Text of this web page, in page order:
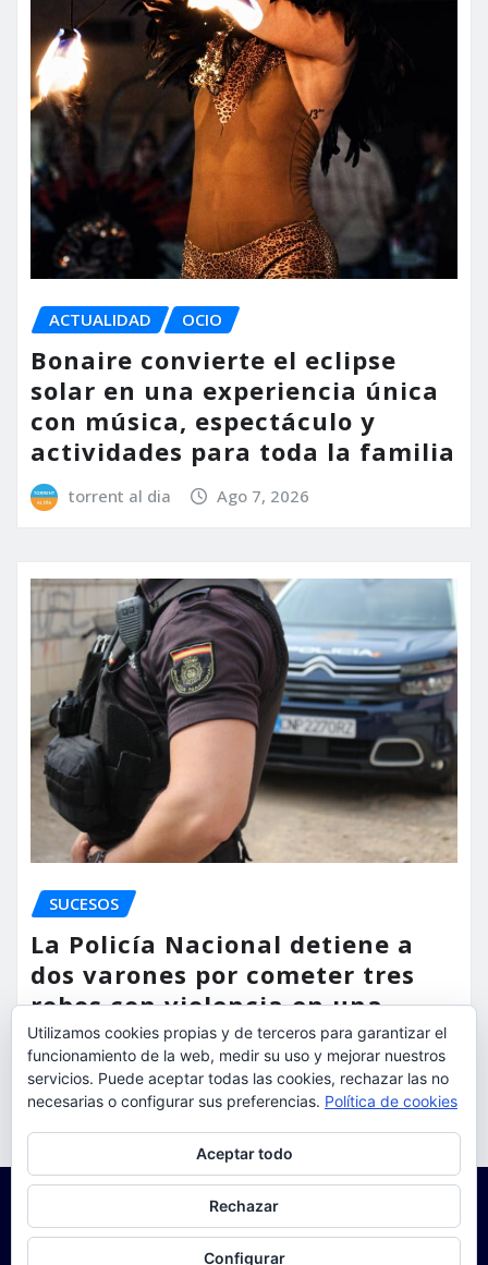
ACTUALIDAD OCIO
Bonaire convierte el eclipse
solar en una experiencia única
con música, espectáculo y
actividades para toda la familia
torrent al dia Ago 7, 2026
SUCESOS
La Policía Nacional detiene a
dos varones por cometer tres
robos con violencia en una
misma mañana
torrent al dia Ago 7, 2026
Utilizamos cookies propias y de terceros para garantizar el
funcionamiento de la web, medir su uso y mejorar nuestros
servicios. Puede aceptar todas las cookies, rechazar las no
necesarias o configurar sus preferencias. Política de cookies
Aceptar todo
Rechazar
Configurar
Para obtener más información, incluido cómo gestionar las cookies,